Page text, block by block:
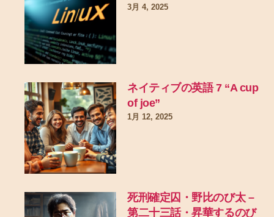
3月 4, 2025
ネイティブの英語 7 “A cup
of joe”
1月 12, 2025
死刑確定囚・野比のび太 –
第二十三話・昇華するのび